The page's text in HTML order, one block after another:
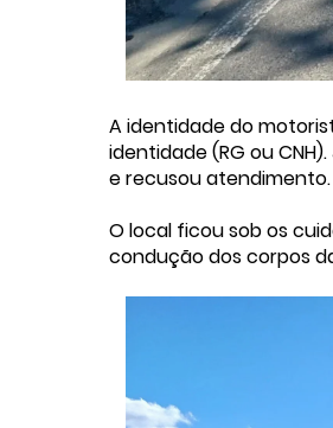
A identidade do
identidade (RG ou
e recusou atendimento.
O local ficou sob os
condução dos corpos